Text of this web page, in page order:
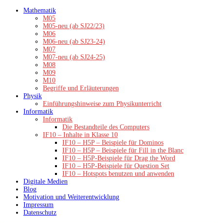
Zum
Mathematik
M05
M05-neu (ab SJ22/23)
M06
M06-neu (ab SJ23-24)
M07
M07-neu (ab SJ24-25)
M08
M09
M10
Begriffe und Erläuterungen
Physik
Einführungshinweise zum Physikunterricht
Informatik
Informatik
Die Bestandteile des Computers
IF10 – Inhalte in Klasse 10
IF10 – H5P – Beispiele für Dominos
IF10 – H5P – Beispiele für Fill in the Blanc
IF10 – H5P-Beispiele für Drag the Word
IF10 – H5P-Beispiele für Question Set
IF10 – Hotspots benutzen und anwenden
Digitale Medien
Blog
Motivation und Weiterentwicklung
Impressum
Datenschutz